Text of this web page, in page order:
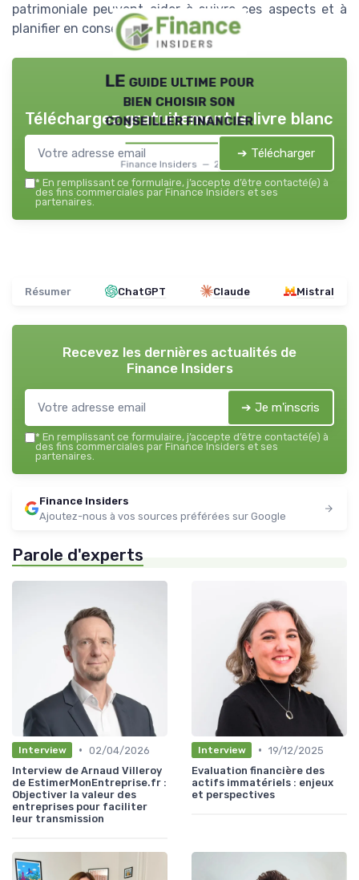
patrimoniale peuvent aider à suivre ces aspects et à
planifier en conséquence.
LE guide ultime pour
bien choisir son
conseiller financier
Finance Insiders — 2026
Téléchargez gratuitement le livre blanc
➔ Télécharger
* En remplissant ce formulaire, j’accepte d’être contacté(e) à
des fins commerciales par Finance Insiders et ses
partenaires.
Résumer ChatGPT Claude Mistral
Recevez les dernières actualités de
Finance Insiders
➔ Je m'inscris
* En remplissant ce formulaire, j’accepte d’être contacté(e) à
des fins commerciales par Finance Insiders et ses
partenaires.
Finance Insiders
Ajoutez-nous à vos sources préférées sur Google
Parole d'experts
Interview • 02/04/2026
Interview de Arnaud Villeroy
de EstimerMonEntreprise.fr :
Objectiver la valeur des
entreprises pour faciliter
leur transmission
Interview • 19/12/2025
Evaluation financière des
actifs immatériels : enjeux
et perspectives